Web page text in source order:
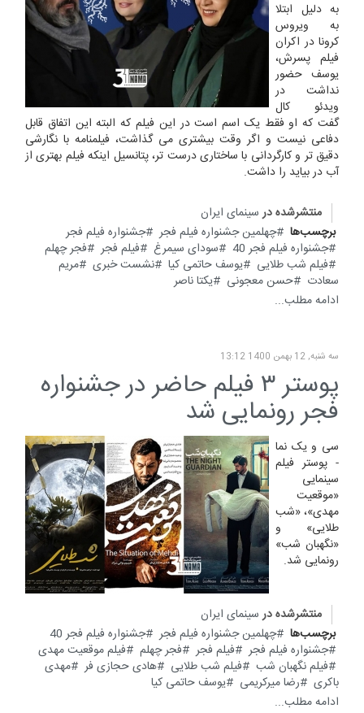
به دلیل ابتلا
به ویروس
کرونا در اکران
فیلم پسرش،
یوسف حضور
نداشت در
ویدئو کال
گفت که او فقط یک اسم است در این فیلم که البته این اتفاق قابل
دفاعی نیست و اگر وقت بیشتری می گذاشت، فیلمنامه با نگارشی
دقیق تر و کارگردانی با ساختاری درست تر، پتانسیل اینکه فیلم بهتری از
آب در بیاید را داشت.
منتشرشده در سینمای ایران
برچسب‌ها
چهلمین جشنواره فیلم فجر
جشنواره فیلم فجر
جشنواره فیلم فجر 40
سودای سیمرغ فیلم فجر
فجر چهلم
فیلم شب طلایی
یوسف حاتمی کیا نشست خبری
مریم
سعادت
حسن معجونی
یکتا ناصر
ادامه مطلب...
سه شنبه, 12 بهمن 1400 13:12
پوستر ۳ فیلم حاضر در جشنواره
فجر رونمایی شد
سی و یک نما
- پوستر فیلم
سینمایی
«موقعیت
مهدی»، «شب
طلایی» و
«نگهبان شب»
رونمایی شد.
منتشرشده در سینمای ایران
برچسب‌ها
چهلمین جشنواره فیلم فجر
جشنواره فیلم فجر 40
جشنواره فیلم فجر
فیلم فجر فجر چهلم
فیلم موقعیت مهدی
فیلم نگهبان شب
فیلم شب طلایی هادی حجازی فر
مهدی
باکری
رضا میرکریمی
یوسف حاتمی کیا
ادامه مطلب...